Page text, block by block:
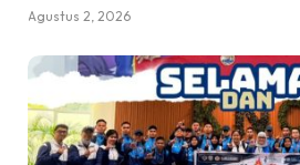
Agustus 2, 2026